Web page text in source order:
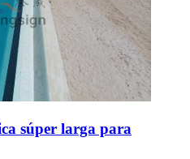
súper larga para